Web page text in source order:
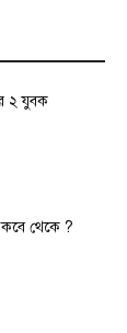
২ যুবক
কবে থেকে ?